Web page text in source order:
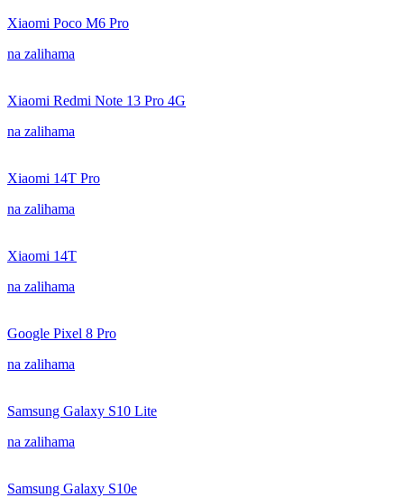
Xiaomi Poco M6 Pro
na zalihama
Xiaomi Redmi Note 13 Pro 4G
na zalihama
Xiaomi 14T Pro
na zalihama
Xiaomi 14T
na zalihama
Google Pixel 8 Pro
na zalihama
Samsung Galaxy S10 Lite
na zalihama
Samsung Galaxy S10e